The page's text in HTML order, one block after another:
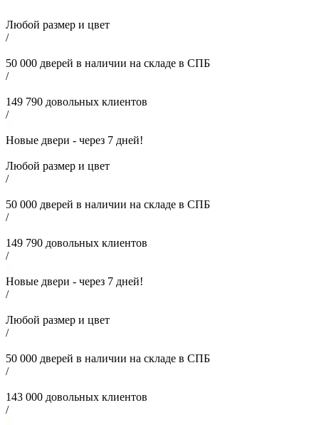
Любой размер и цвет
/
50 000 дверей в наличии на складе в СПБ
/
149 790 довольных клиентов
/
Новые двери - через 7 дней!
Любой размер и цвет
/
50 000 дверей в наличии на складе в СПБ
/
149 790 довольных клиентов
/
Новые двери - через 7 дней!
/
Любой размер и цвет
/
50 000 дверей в наличии на складе в СПБ
/
143 000 довольных клиентов
/